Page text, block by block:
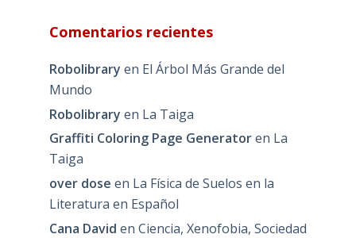
Comentarios recientes
Robolibrary en El Árbol Más Grande del
Mundo
Robolibrary en La Taiga
Graffiti Coloring Page Generatoren La
Taiga
over dose en La Física de Suelos en la
Literatura en Español
Cana David en Ciencia, Xenofobia, Sociedad